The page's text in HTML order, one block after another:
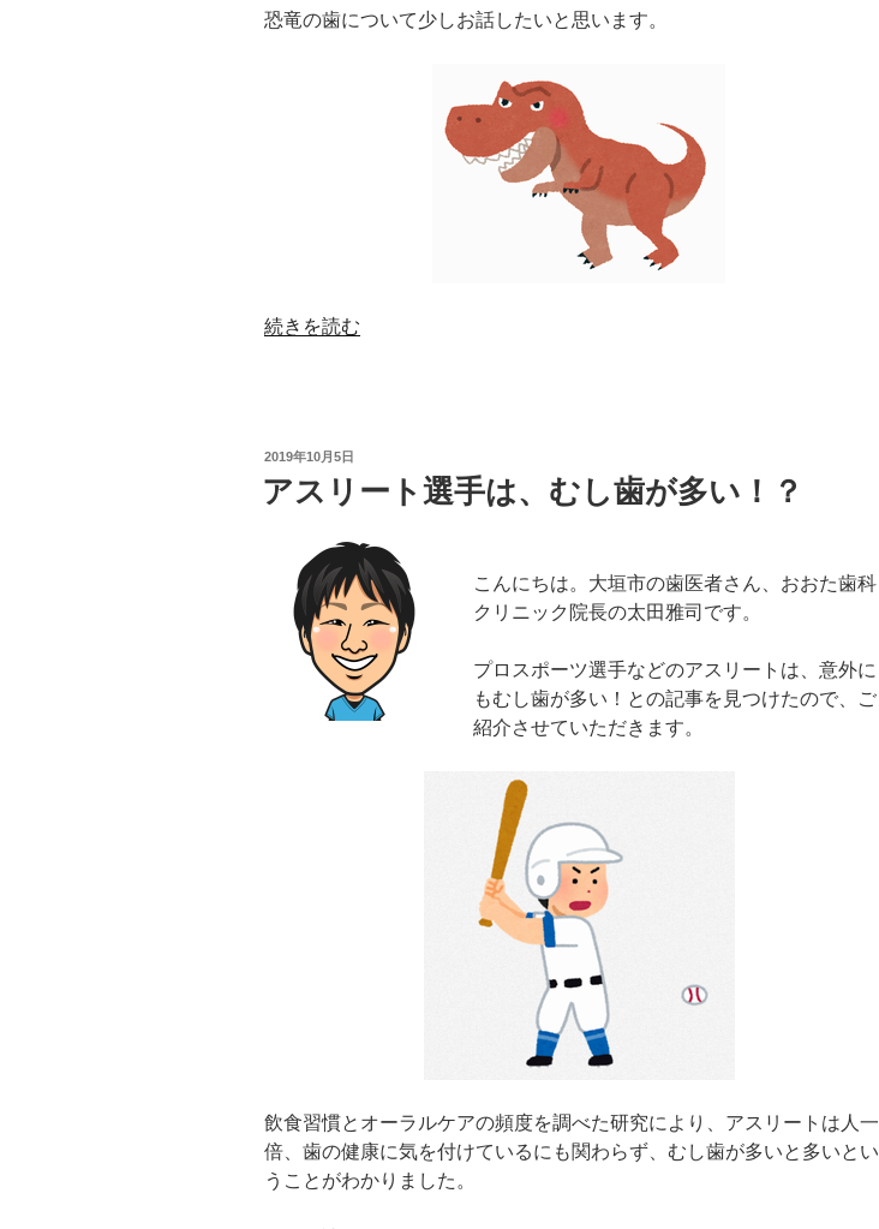
恐竜の歯について少しお話したいと思います。
“恐
に
続きを読む
投
日:
2019年10月5日
アスリート選手は、むし歯が多い！？
こんにちは。大垣市の歯医者さん、おおた歯科
クリニック院長の太田雅司です。
プロスポーツ選手などのアスリートは、意外に
もむし歯が多い！との記事を見つけたので、ご
紹介させていただきます。
飲食習慣とオーラルケアの頻度を調べた研究により、アスリートは人一
倍、歯の健康に気を付けているにも関わらず、むし歯が多いと多いとい
うことがわかりました。